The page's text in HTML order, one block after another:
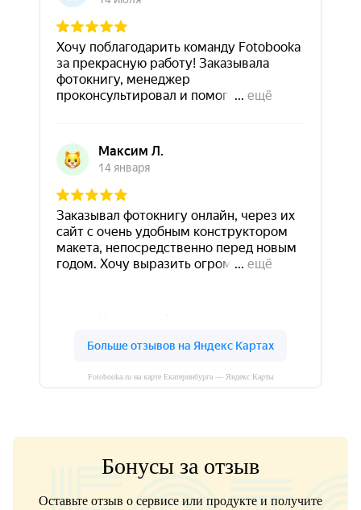
Fotobooka.ru на карте Екатеринбурга — Яндекс Карты
Бонусы за отзыв
Оставьте отзыв о сервисе или продукте и получите